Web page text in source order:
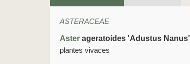
ASTERACEAE
Aster ageratoides 'Adustus Nanus'
plantes vivaces